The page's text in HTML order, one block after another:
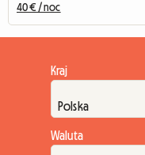
40 € / noc
Kraj
Waluta